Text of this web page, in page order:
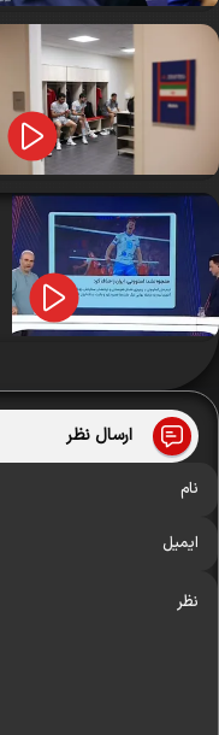
ارسال نظر